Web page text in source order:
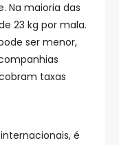
Na maioria das
23 kg por mala.
ser menor,
taxas
é